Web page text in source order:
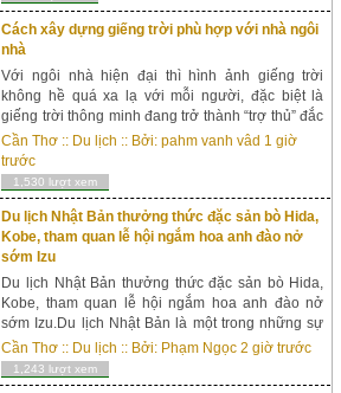
Cách xây dựng giếng trời phù hợp với nhà ngôi
nhà
Với ngôi nhà hiện đại thì hình ảnh giếng trời
không hề quá xa lạ với mỗi người, đặc biệt là
giếng trời thông minh đang trở thành “trợ thủ” đắc
lực nhằm mục đích bảo vệ ngôi nhà của bạn toàn
diện khi thời ti...
Cần Thơ :: Du lịch :: Bởi:pahm vanh vâd 1 giờ
trước
1,530 lượt xem
Du lịch Nhật Bản thưởng thức đặc sản bò Hida,
Kobe, tham quan lễ hội ngắm hoa anh đào nở
sớm Izu
Du lịch Nhật Bản thưởng thức đặc sản bò Hida,
Kobe, tham quan lễ hội ngắm hoa anh đào nở
sớm Izu.Du lịch Nhật Bản là một trong những sự
lựa chọn được nhiều tín đồ du lịch ưa chuộng.
Các tour du lịch Nhật Bản tại Du Lịch Việt luôn
đảm bảo mang đến cho du khách những t...
Cần Thơ :: Du lịch :: Bởi: Phạm Ngọc 2 giờ trước
1,243 lượt xem